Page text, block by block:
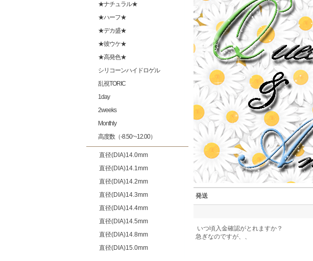
★ナチュラル★
★ハーフ★
★デカ盛★
★彼ウケ★
★高発色★
シリコーンハイドロゲル
乱視TORIC
1day
2weeks
Monthly
高度数（-8.50~-12.00）
直径(DIA)14.0mm
直径(DIA)14.1mm
直径(DIA)14.2mm
直径(DIA)14.3mm
直径(DIA)14.4mm
直径(DIA)14.5mm
直径(DIA)14.8mm
直径(DIA)15.0mm
発送
いつ頃入金確認がとれますか？
急ぎなのですが、、